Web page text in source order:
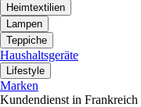
Heimtextilien
Lampen
Teppiche
Haushaltsgeräte
Lifestyle
Marken
Kundendienst in Frankreich